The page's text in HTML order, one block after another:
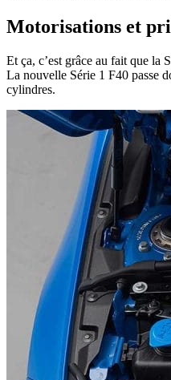
Motorisations et
Et ça, c’est grâce au fait que la
La nouvelle Série 1 F40 passe
cylindres.